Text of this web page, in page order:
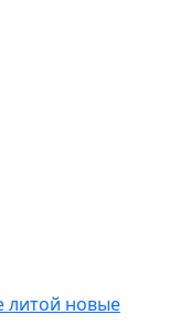
литой новые